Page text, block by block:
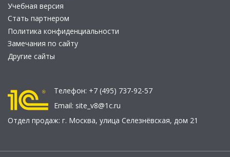
Учебная версия
Стать партнером
Политика конфиденциальности
Замечания по сайту
Другие сайты
Телефон: +7 (495) 737-92-57
Email: site_v8@1c.ru
Отдел продаж: г. Москва, улица Селезнёвская, дом 21